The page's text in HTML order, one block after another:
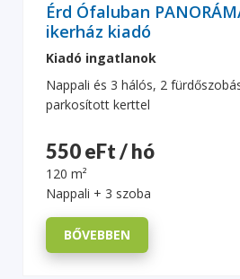
Érd Ófaluban
ikerház kiadó
Kiadó ingatlanok
Nappali és 3 hálós, 2
parkosított kerttel
550 eFt / hó
120 m²
Nappali + 3 szoba
BŐVEBBEN